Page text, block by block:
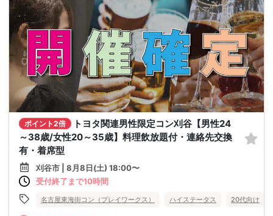
ポイント2倍
トヨタ関連男性限定コン刈谷【男性24
～38歳/女性20～35歳】料理飲放題付・連絡先交換
有・着席型
刈谷市 | 8月8日(土) 18:00〜
受付終了まで10時間
名古屋東海街コン（プレイワークス） ハイステータス 20代向け